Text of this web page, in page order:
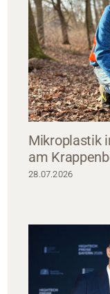
Mikroplastik
am
28.07.2026